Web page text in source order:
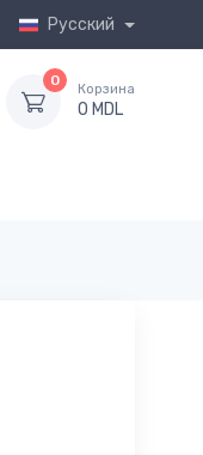
Русский
0
Корзина
0 MDL